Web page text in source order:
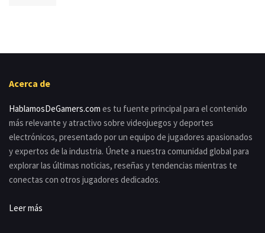
Acerca de
HablamosDeGamers.com es tu fuente principal para el contenido
más relevante y atractivo sobre videojuegos y deportes
electrónicos, presentado por un equipo de jugadores apasionados
y expertos de la industria. Únete a nuestra comunidad global para
explorar las últimas noticias, reseñas y tendencias mientras te
conectas con otros jugadores dedicados.
Leer más